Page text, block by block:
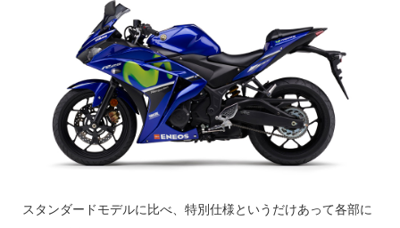
スタンダードモデルに比べ、特別仕様というだけあって各部に